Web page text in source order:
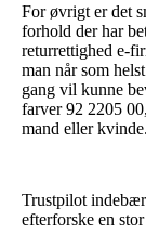
For øvrigt er det
forhold der har
returrettighed e-
man når som
gang vil kunne
farver 92 2205
mand eller kvinde.
Trustpilot
efterforske en